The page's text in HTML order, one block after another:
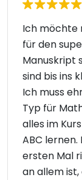
Ich möchte
für den
Manuskript
sind bis ins
Ich muss
Typ für
alles im
ABC
ersten Mal
an allem